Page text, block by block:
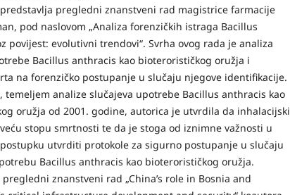
pregledni znanstveni rad magistrice farmacije
pod naslovom „Analiza forenzičkih istraga Bacillus
povijest: evolutivni trendovi“. Svrha ovog rada je analiza
Bacillus anthracis kao bioterorističkog oružja i
na forenzičko postupanje u slučaju njegove identifikacije.
temeljem analize slučajeva upotrebe Bacillus anthracis kao
oružja od 2001. godine, autorica je utvrdila da inhalacijski
stopu smrtnosti te da je stoga od iznimne važnosti u
utvrditi protokole za sigurno postupanje u slučaju
Bacillus anthracis kao bioterorističkog oružja.
znanstveni rad „China’s role in Bosnia and